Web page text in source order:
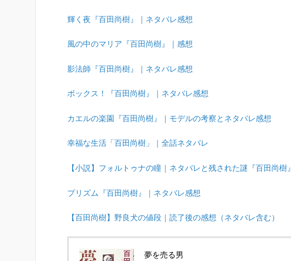
輝く夜『百田尚樹』｜ネタバレ感想
風の中のマリア『百田尚樹』｜感想
影法師『百田尚樹』｜ネタバレ感想
ボックス！『百田尚樹』｜ネタバレ感想
カエルの楽園『百田尚樹』｜モデルの考察とネタバレ感想
幸福な生活「百田尚樹」｜全話ネタバレ
【小説】フォルトゥナの瞳｜ネタバレと残された謎『百田尚樹』
プリズム『百田尚樹』｜ネタバレ感想
【百田尚樹】野良犬の値段｜読了後の感想（ネタバレ含む）
夢を売る男